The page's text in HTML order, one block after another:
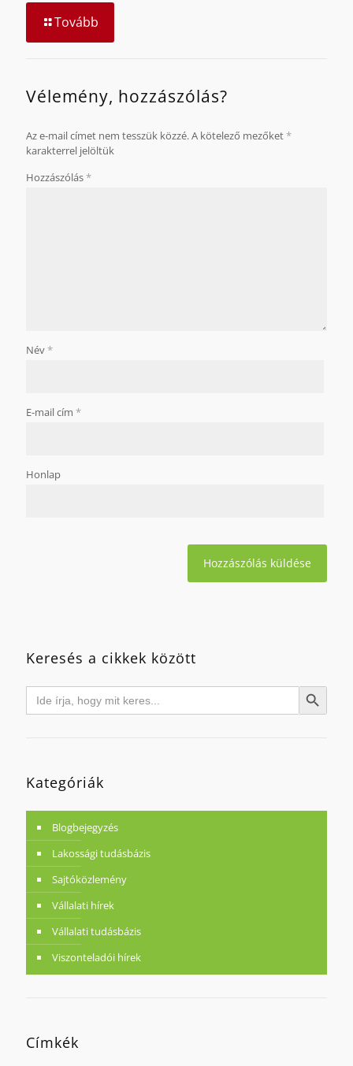
Tovább
Vélemény, hozzászólás?
Az e-mail címet nem tesszük közzé.A kötelező mezőket*
karakterrel jelöltük
Hozzászólás*
Név*
E-mail cím *
Honlap
Keresés a cikkek között
Search
for: Search Button
Kategóriák
Blogbejegyzés
Lakossági tudásbázis
Sajtóközlemény
Vállalati hírek
Vállalati tudásbázis
Viszonteladói hírek
Címkék